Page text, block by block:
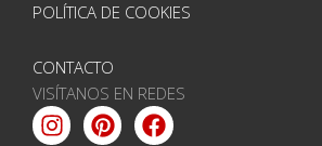
POLÍTICA DE COOKIES
CONTACTO
VISÍTANOS EN REDES
Instagram
PinterestFacebook